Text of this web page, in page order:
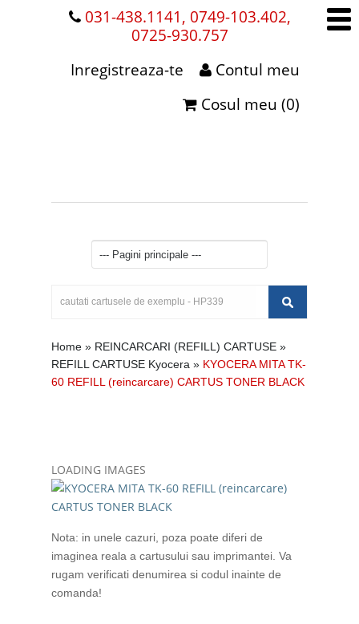
031-438.1141, 0749-103.402,
0725-930.757
Contul meu
Inregistreaza-te
Cosul meu (0)
Home » REINCARCARI (REFILL) CARTUSE »
REFILL CARTUSE Kyocera » KYOCERA MITA TK-
60 REFILL (reincarcare) CARTUS TONER BLACK
LOADING IMAGES
Nota: in unele cazuri, poza poate diferi de
imaginea reala a cartusului sau imprimantei. Va
rugam verificati denumirea si codul inainte de
comanda!